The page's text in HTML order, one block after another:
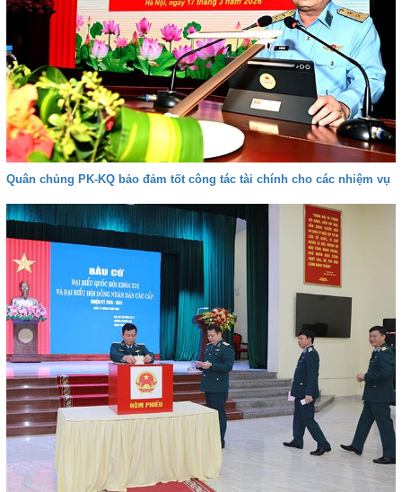
Quân chủng PK-KQ bảo đảm tốt công tác tài chính cho các nhiệm vụ